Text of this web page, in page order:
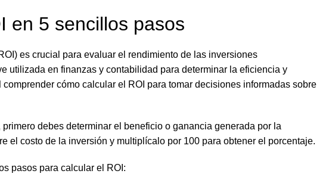
en 5 sencillos pasos
es crucial para evaluar el rendimiento de las inversiones
utilizada en finanzas y contabilidad para determinar la eficiencia y
cómo calcular el ROI para tomar decisiones informadas sobre
debes determinar el beneficio o ganancia generada por la
el costo de la inversión y multiplícalo por 100 para obtener el porcentaje.
pasos para calcular el ROI: